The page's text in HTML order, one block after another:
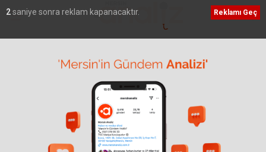
Genel
5. ULUSLARARASI TARSUS
FESTİVALİ İÇİN
HAZIRLIKLAR TÜM HIZIYLA
1saniye sonra reklam kapanacaktır. Reklamı Geç